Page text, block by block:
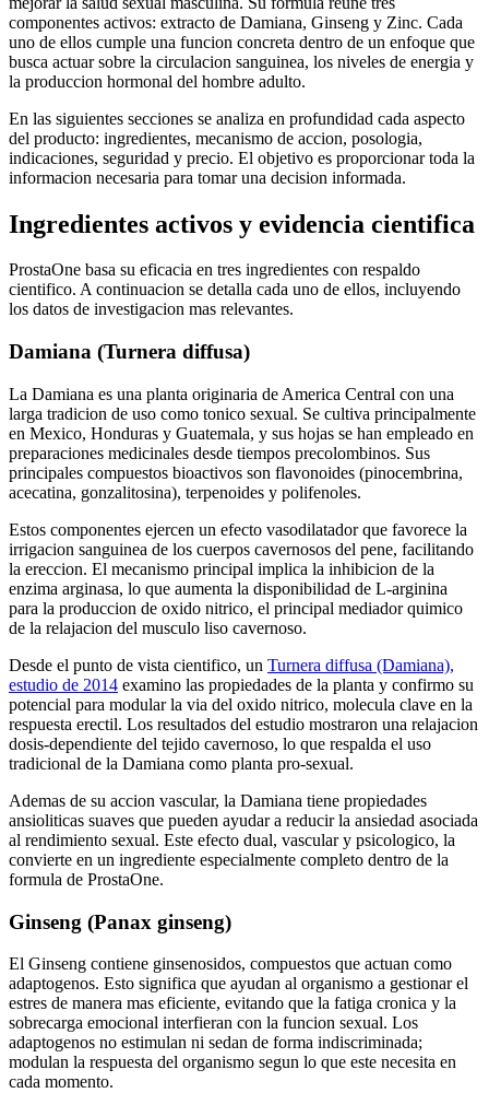
componentes activos: extracto de Damiana, Ginseng y Zinc. Cada
uno de ellos cumple una funcion concreta dentro de un enfoque que
busca actuar sobre la circulacion sanguinea, los niveles de energia y
la produccion hormonal del hombre adulto.
En las siguientes secciones se analiza en profundidad cada aspecto
del producto: ingredientes, mecanismo de accion, posologia,
indicaciones, seguridad y precio. El objetivo es proporcionar toda la
informacion necesaria para tomar una decision informada.
Ingredientes activos y evidencia cientifica
ProstaOne basa su eficacia en tres ingredientes con respaldo
cientifico. A continuacion se detalla cada uno de ellos, incluyendo
los datos de investigacion mas relevantes.
Damiana (Turnera diffusa)
La Damiana es una planta originaria de America Central con una
larga tradicion de uso como tonico sexual. Se cultiva principalmente
en Mexico, Honduras y Guatemala, y sus hojas se han empleado en
preparaciones medicinales desde tiempos precolombinos. Sus
principales compuestos bioactivos son flavonoides (pinocembrina,
acecatina, gonzalitosina), terpenoides y polifenoles.
Estos componentes ejercen un efecto vasodilatador que favorece la
irrigacion sanguinea de los cuerpos cavernosos del pene, facilitando
la ereccion. El mecanismo principal implica la inhibicion de la
enzima arginasa, lo que aumenta la disponibilidad de L-arginina
para la produccion de oxido nitrico, el principal mediador quimico
de la relajacion del musculo liso cavernoso.
Desde el punto de vista cientifico, un Turnera diffusa (Damiana),
estudio de 2014 examino las propiedades de la planta y confirmo su
potencial para modular la via del oxido nitrico, molecula clave en la
respuesta erectil. Los resultados del estudio mostraron una relajacion
dosis-dependiente del tejido cavernoso, lo que respalda el uso
tradicional de la Damiana como planta pro-sexual.
Ademas de su accion vascular, la Damiana tiene propiedades
ansioliticas suaves que pueden ayudar a reducir la ansiedad asociada
al rendimiento sexual. Este efecto dual, vascular y psicologico, la
convierte en un ingrediente especialmente completo dentro de la
formula de ProstaOne.
Ginseng (Panax ginseng)
El Ginseng contiene ginsenosidos, compuestos que actuan como
adaptogenos. Esto significa que ayudan al organismo a gestionar el
estres de manera mas eficiente, evitando que la fatiga cronica y la
sobrecarga emocional interfieran con la funcion sexual. Los
adaptogenos no estimulan ni sedan de forma indiscriminada;
modulan la respuesta del organismo segun lo que este necesita en
cada momento.